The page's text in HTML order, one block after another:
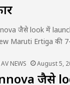
जैसे look में
Maruti Ertiga की 7-
AV NEWS August 5,
जैसे